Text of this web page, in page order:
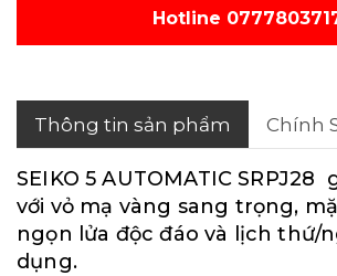
Hotline
Thông tin sản phẩm Chính
SEIKO 5 AUTOMATIC SRPJ28
với vỏ mạ vàng sang trọng,
ngọn lửa độc đáo và lịch thứ/
dụng.